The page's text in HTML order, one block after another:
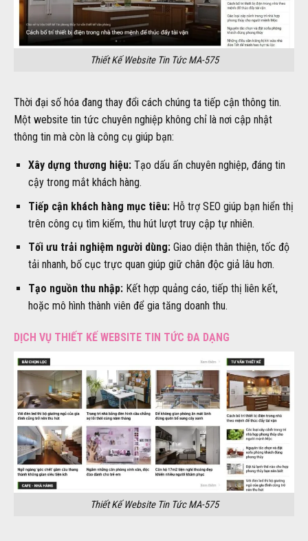
Thiết Kế Website Tin Tức MA-575
Thời đại số hóa đang thay đổi cách chúng ta tiếp cận thông tin.
Một website tin tức chuyên nghiệp không chỉ là nơi cập nhật
thông tin mà còn là công cụ giúp bạn:
Xây dựng thương hiệu:Tạo dấu ấn chuyên nghiệp, đáng tin
cậy trong mắt khách hàng.
Tiếp cận khách hàng mục tiêu:Hỗ trợ SEO giúp bạn hiển thị
trên công cụ tìm kiếm, thu hút lượt truy cập tự nhiên.
Tối ưu trải nghiệm người dùng:Giao diện thân thiện, tốc độ
tải nhanh, bố cục trực quan giúp giữ chân độc giả lâu hơn.
Tạo nguồn thu nhập:Kết hợp quảng cáo, tiếp thị liên kết,
hoặc mô hình thành viên để gia tăng doanh thu.
DỊCH VỤ THIẾT KẾ WEBSITE TIN TỨC ĐA DẠNG
Thiết Kế Website Tin Tức MA-575